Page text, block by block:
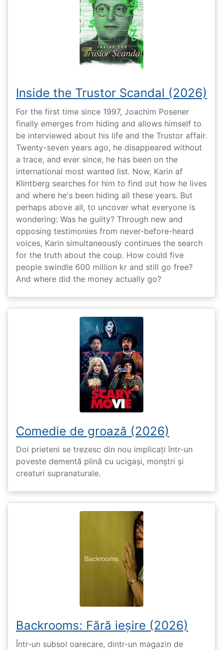
Inside the Trustor Scandal (2026)
For the first time since 1997, Joachim Posener
finally emerges from hiding and allows himself to
be interviewed about his life and the Trustor affair.
Twenty-seven years ago, he disappeared without
a trace, and ever since, he has been on the
international most wanted list. Now, Karin af
Klintberg searches for him to find out how he lives
and where he's been hiding all these years. But
perhaps above all, to uncover what everyone is
wondering: Was he guilty? Through new and
opposing testimonies from never-before-heard
voices, Karin simultaneously continues the search
for the truth about the coup. How could five
people swindle 600 million kr and still go free?
And where did the money actually go?
Comedie de groază (2026)
Doi prieteni se trezesc din nou implicați într-un
poveste dementă plină cu ucigași, monștri și
creaturi supranaturale.
Backrooms: Fără ieșire (2026)
Într-un subsol oarecare, dintr-un magazin de